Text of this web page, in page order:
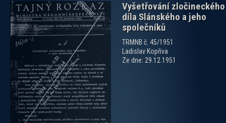
Vyšetřování zločineckého
díla Slánského a jeho
společníků
TRMNB č. 45/1951
Ladislav Kopřiva
Ze dne: 29.12.1951
zobrazit PDF dokument